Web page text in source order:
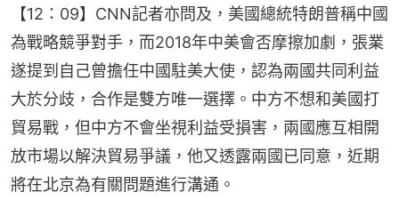
【12：09】CNN記者亦問及，美國總統特朗普稱中國
為戰略競爭對手，而2018年中美會否摩擦加劇，張業
遂提到自己曾擔任中國駐美大使，認為兩國共同利益
大於分歧，合作是雙方唯一選擇。中方不想和美國打
貿易戰，但中方不會坐視利益受損害，兩國應互相開
放市場以解決貿易爭議，他又透露兩國已同意，近期
將在北京為有關問題進行溝通。